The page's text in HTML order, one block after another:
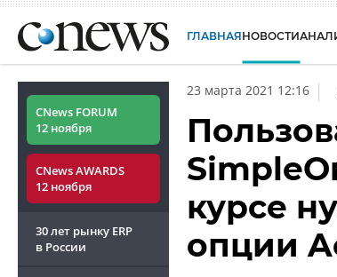
ГЛАВНАЯНОВОСТИ
CNews FORUM
12 ноября
CNews AWARDS
12 ноября
30 лет рынку ERP
в России
23 марта 2021 12:16 |
курсе
опции